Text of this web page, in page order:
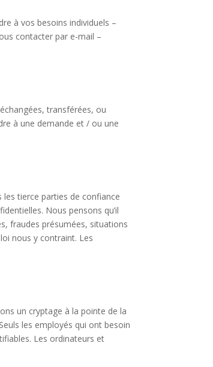
à vos besoins individuels –
contacter par e-mail –
transférées, ou
à une demande et / ou une
tierce parties de confiance
Nous pensons qu’il
fraudes présumées, situations
nous y contraint. Les
un cryptage à la pointe de la
les employés qui ont besoin
Les ordinateurs et